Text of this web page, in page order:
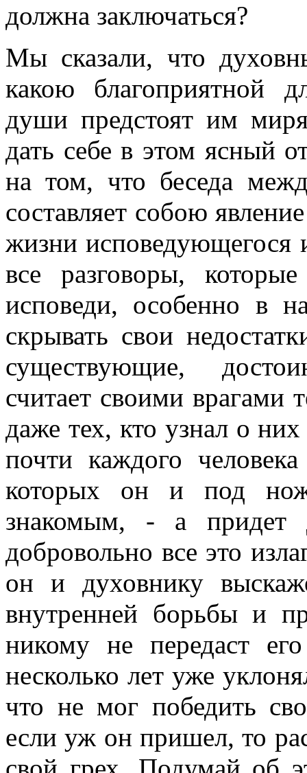
должна заключаться?
Мы сказали, что
какою благоприятной
души предстоят им
дать себе в этом ясный
на том, что беседа
составляет собою
жизни
все разговоры,
исповеди, особенно в
скрывать свои
существующие,
считает своими врагами
даже тех, кто узнал о
почти каждого
которых он и под
знакомым, - а
добровольно все это
он и духовнику
внутренней борьбы и
никому не передаст
несколько лет уже
что не мог победить
если уж он пришел, то